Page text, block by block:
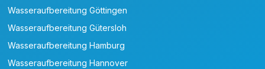
Wasseraufbereitung Göttingen
Wasseraufbereitung Gütersloh
Wasseraufbereitung Hamburg
Wasseraufbereitung Hannover